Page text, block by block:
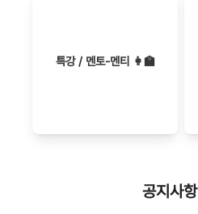
특강 / 멘토-멘티 👩‍🏫
공지사항